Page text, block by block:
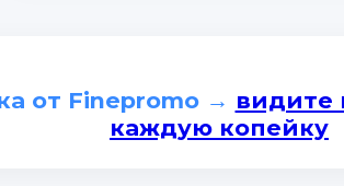
от Finepromo → видите
каждую копейку